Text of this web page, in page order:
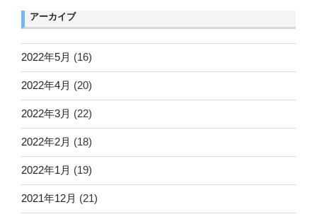
アーカイブ
2022年5月 (16)
2022年4月 (20)
2022年3月 (22)
2022年2月 (18)
2022年1月 (19)
2021年12月 (21)